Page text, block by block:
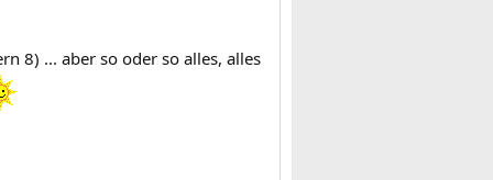
8) ... aber so oder so alles, alles